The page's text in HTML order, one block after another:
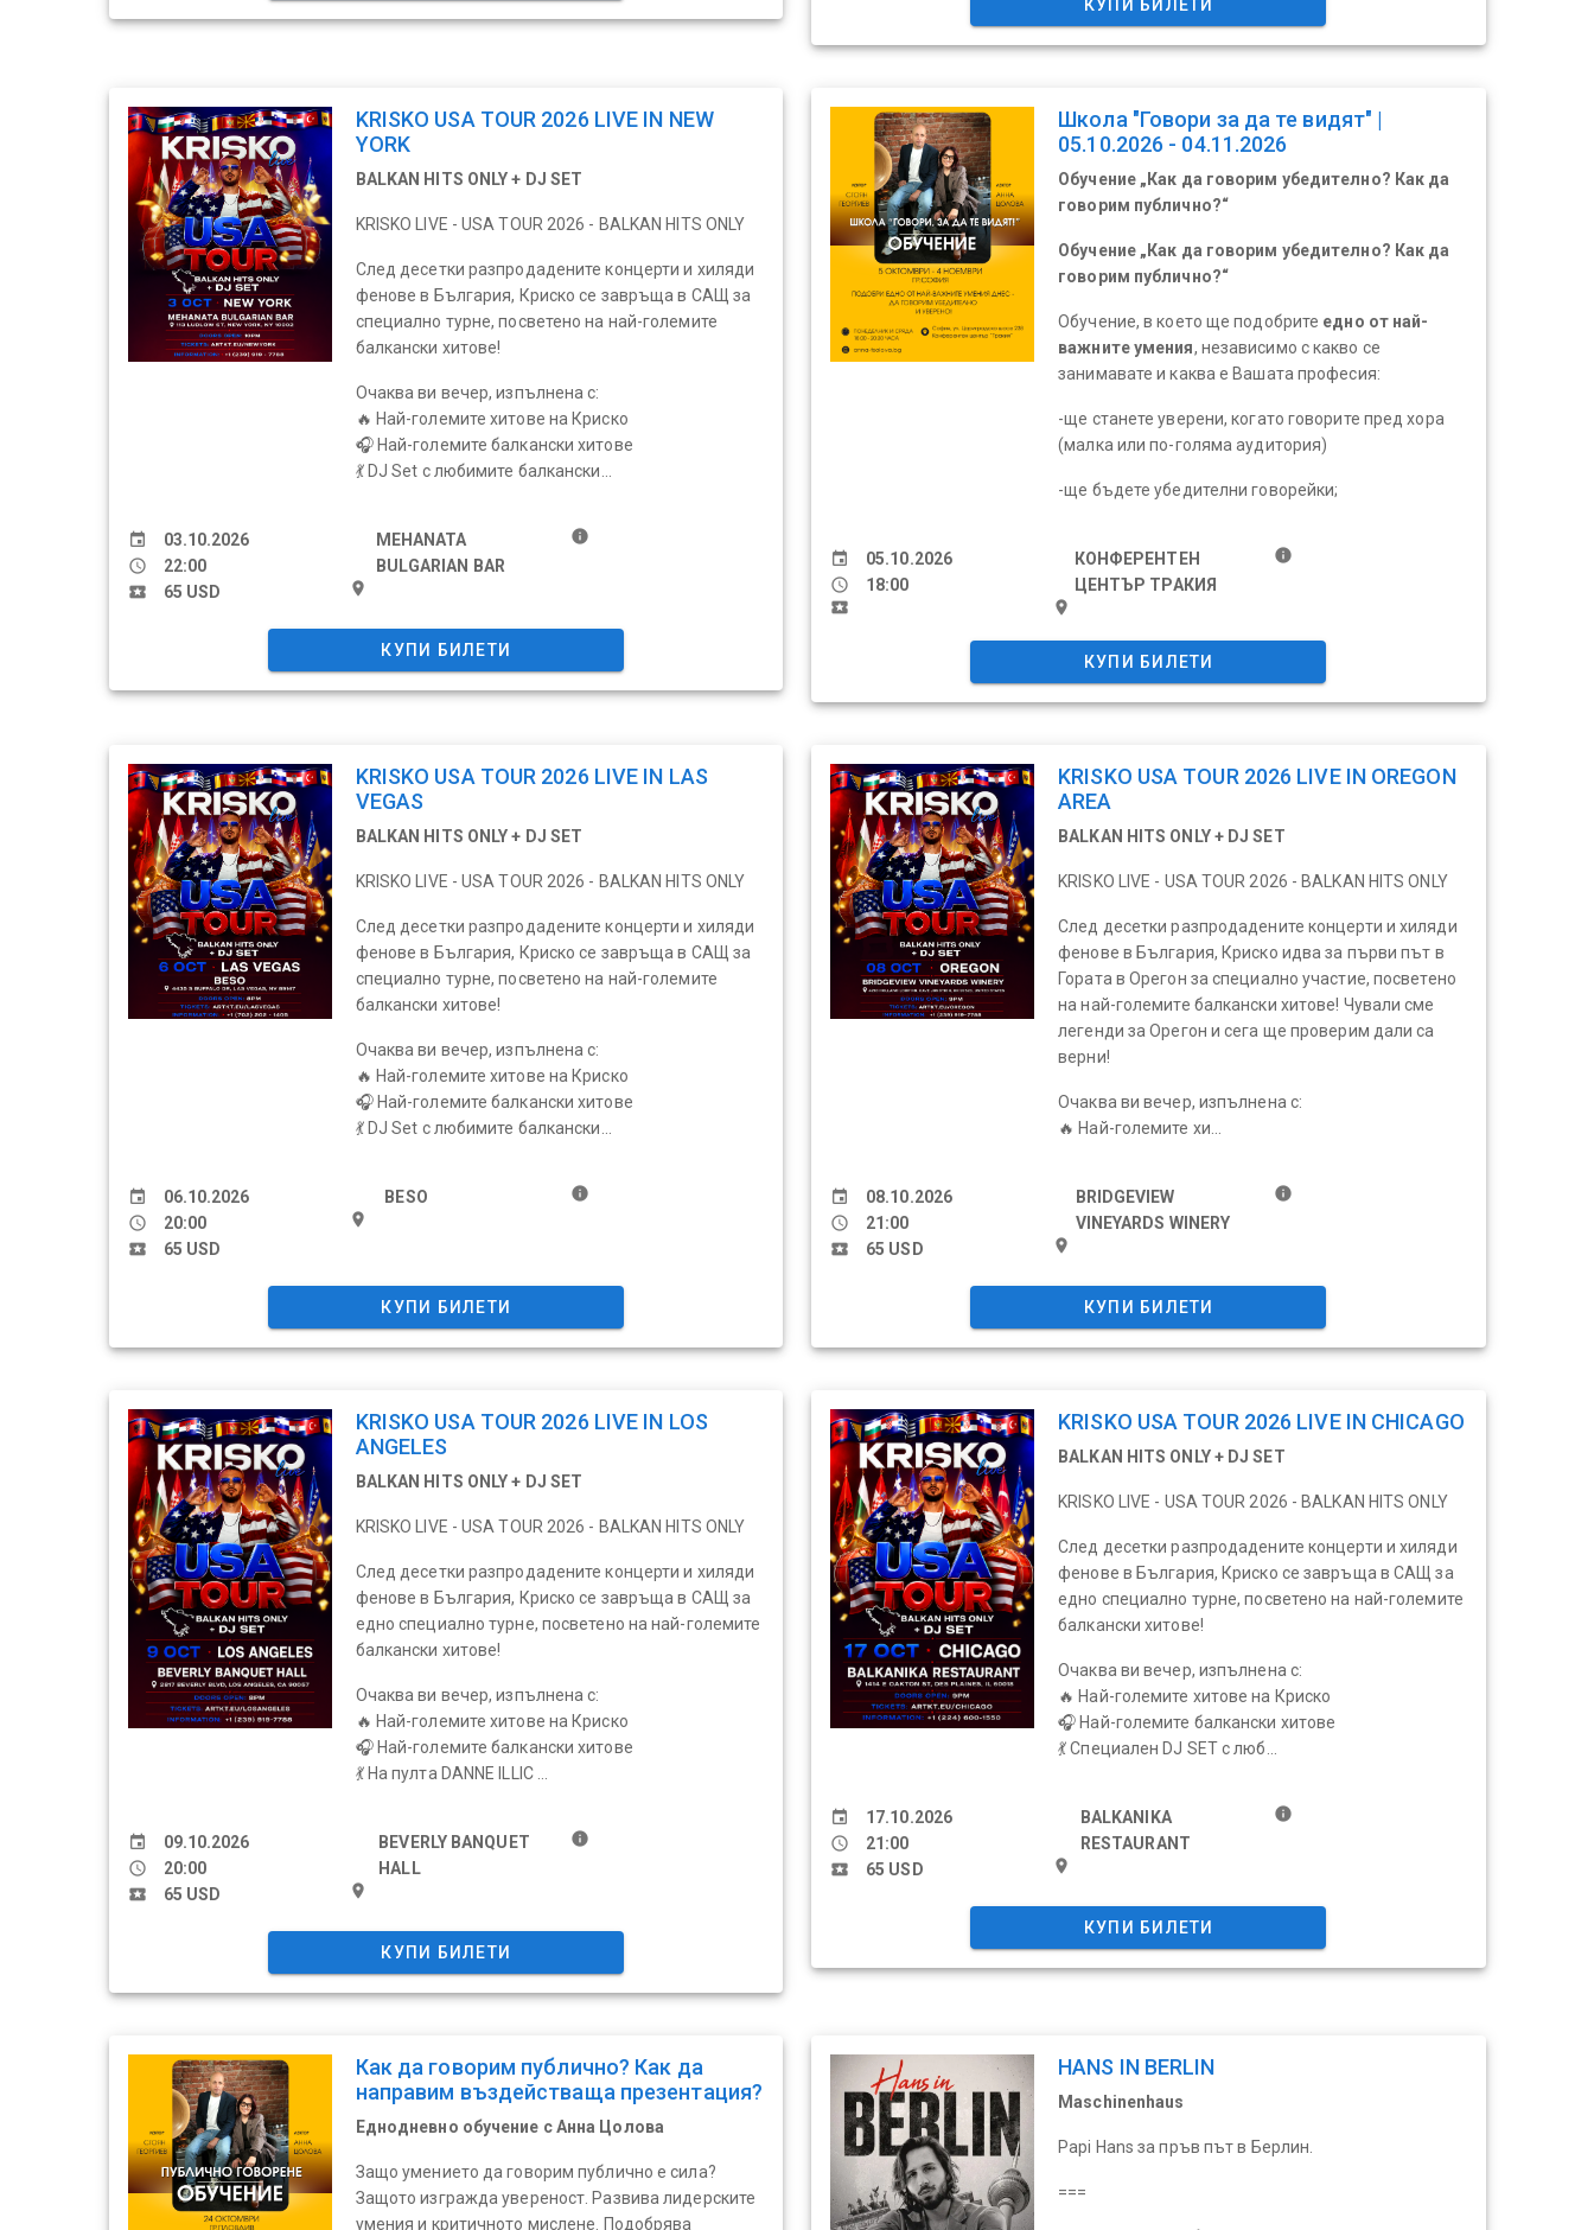
КУПИ БИЛЕТИ
KRISKO USA TOUR 2026 LIVE IN NEW
YORK
BALKAN HITS ONLY + DJ SET
KRISKO LIVE - USA TOUR 2026 - BALKAN HITS ONLY
След десетки разпродадените концерти и хиляди
фенове в България, Криско се завръща в САЩ за
специално турне, посветено на най-големите
балкански хитове!
Очаква ви вечер, изпълнена с:
🔥 Най-големите хитове на Криско
🎧 Най-големите балкански хитове
💃 DJ Set с любимите балкански...
event
03.10.2026
schedule
22:00
local_activity
65 USD
MEHANATA
BULGARIAN BAR
place
info
КУПИ БИЛЕТИ
Школа "Говори за да те видят" |
05.10.2026 - 04.11.2026
Обучение „Как да говорим убедително? Как да
говорим публично?“
Обучение „Как да говорим убедително? Как да
говорим публично?“
Обучение, в което ще подобрите едно от най-
важните умения, независимо с какво се
занимавате и каква е Вашата професия:
-ще станете уверени, когато говорите пред хора
(малка или по-голяма аудитория)
-ще бъдете убедителни говорейки;
event
05.10.2026
schedule
18:00
local_activity
КОНФЕРЕНТЕН
ЦЕНТЪР ТРАКИЯ
place
info
КУПИ БИЛЕТИ
KRISKO USA TOUR 2026 LIVE IN LAS
VEGAS
BALKAN HITS ONLY + DJ SET
KRISKO LIVE - USA TOUR 2026 - BALKAN HITS ONLY
След десетки разпродадените концерти и хиляди
фенове в България, Криско се завръща в САЩ за
специално турне, посветено на най-големите
балкански хитове!
Очаква ви вечер, изпълнена с:
🔥 Най-големите хитове на Криско
🎧 Най-големите балкански хитове
💃 DJ Set с любимите балкански...
event
06.10.2026
schedule
20:00
local_activity
65 USD
BESO
place
info
КУПИ БИЛЕТИ
KRISKO USA TOUR 2026 LIVE IN OREGON
AREA
BALKAN HITS ONLY + DJ SET
KRISKO LIVE - USA TOUR 2026 - BALKAN HITS ONLY
След десетки разпродадените концерти и хиляди
фенове в България, Криско идва за първи път в
Гората в Орегон за специално участие, посветено
на най-големите балкански хитове! Чували сме
легенди за Орегон и сега ще проверим дали са
верни!
Очаква ви вечер, изпълнена с:
🔥 Най-големите хи...
event
08.10.2026
schedule
21:00
local_activity
65 USD
BRIDGEVIEW
VINEYARDS WINERY
place
info
КУПИ БИЛЕТИ
KRISKO USA TOUR 2026 LIVE IN LOS
ANGELES
BALKAN HITS ONLY + DJ SET
KRISKO LIVE - USA TOUR 2026 - BALKAN HITS ONLY
След десетки разпродадените концерти и хиляди
фенове в България, Криско се завръща в САЩ за
едно специално турне, посветено на най-големите
балкански хитове!
Очаква ви вечер, изпълнена с:
🔥 Най-големите хитове на Криско
🎧 Най-големите балкански хитове
💃 На пулта DANNE ILLIC ...
event
09.10.2026
schedule
20:00
local_activity
65 USD
BEVERLY BANQUET
HALL
place
info
КУПИ БИЛЕТИ
KRISKO USA TOUR 2026 LIVE IN CHICAGO
BALKAN HITS ONLY + DJ SET
KRISKO LIVE - USA TOUR 2026 - BALKAN HITS ONLY
След десетки разпродадените концерти и хиляди
фенове в България, Криско се завръща в САЩ за
едно специално турне, посветено на най-големите
балкански хитове!
Очаква ви вечер, изпълнена с:
🔥 Най-големите хитове на Криско
🎧 Най-големите балкански хитове
💃 Специален DJ SET с люб...
event
17.10.2026
schedule
21:00
local_activity
65 USD
BALKANIKA
RESTAURANT
place
info
КУПИ БИЛЕТИ
Как да говорим публично? Как да
направим въздействаща презентация?
Еднодневно обучение с Анна Цолова
Защо умението да говорим публично е сила?
Защото изгражда увереност. Развива лидерските
умения и критичното мислене. Подобрява
HANS IN BERLIN
Maschinenhaus
Papi Hans за пръв път в Берлин.
===